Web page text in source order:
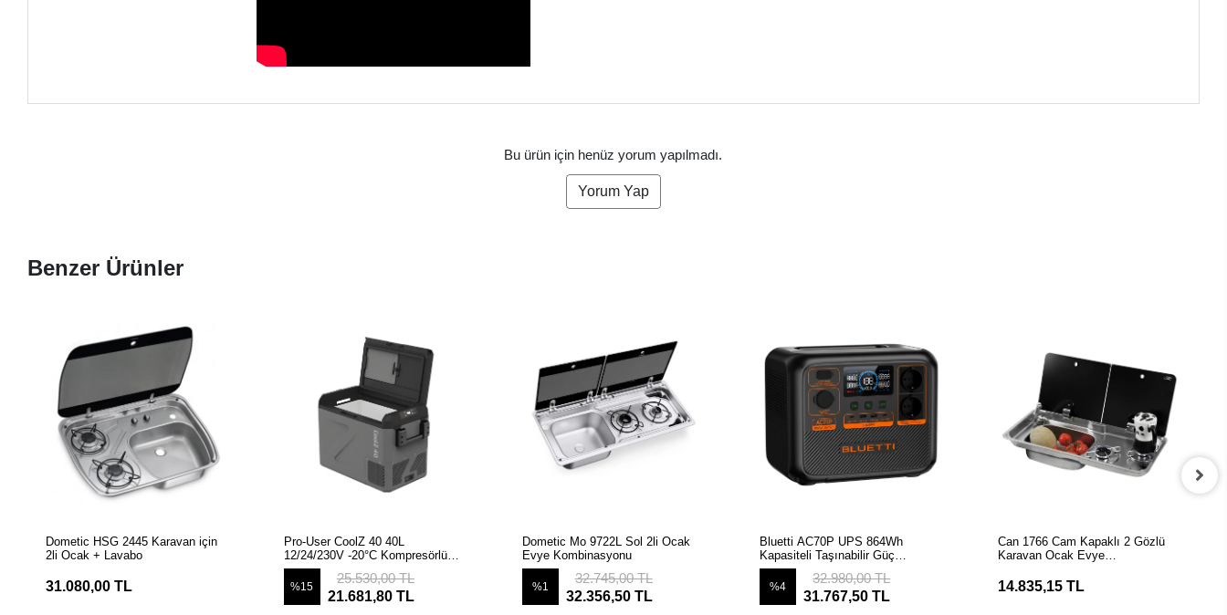
Bu ürün için henüz yorum yapılmadı.
Yorum Yap
Benzer Ürünler
Dometic HSG 2445 Karavan için
2li Ocak + Lavabo
31.080,00 TL
Pro-User CoolZ 40 40L
12/24/230V -20°C Kompresörlü
Taşınabilir Buzdolabı
%15
25.530,00 TL
21.681,80 TL
Dometic Mo 9722L Sol 2li Ocak
Evye Kombinasyonu
%1
32.745,00 TL
32.356,50 TL
Bluetti AC70P UPS 864Wh
Kapasiteli Taşınabilir Güç
Kaynağı
%4
32.980,00 TL
31.767,50 TL
Can 1766 Cam Kapaklı 2 Gözlü
Karavan Ocak Evye
14.835,15 TL